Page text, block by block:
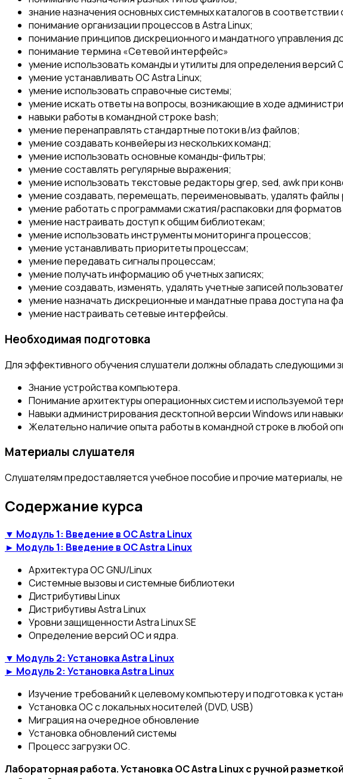
знание назначения основных системных каталогов в соответствии
понимание организации процессов в Astra Linux;
понимание принципов дискреционного и мандатного управления
понимание термина «Сетевой интерфейс»
умение использовать команды и утилиты для определения версий
умение устанавливать ОС Astra Linux;
умение использовать справочные системы;
умение искать ответы на вопросы, возникающие в ходе
навыки работы в командной строке bash;
умение перенаправлять стандартные потоки в/из файлов;
умение создавать конвейеры из нескольких команд;
умение использовать основные команды-фильтры;
умение составлять регулярные выражения;
умение использовать текстовые редакторы grep, sed, awk при
умение создавать, перемещать, переименовывать, удалять файлы
умение работать с программами сжатия/распаковки для форматов
умение настраивать доступ к общим библиотекам;
умение использовать инструменты мониторинга процессов;
умение устанавливать приоритеты процессам;
умение передавать сигналы процессам;
умение получать информацию об учетных записях;
умение создавать, изменять, удалять учетные записей
умение назначать дискреционные и мандатные права доступа на
умение настраивать сетевые интерфейсы.
Необходимая подготовка
Для эффективного обучения слушатели должны обладать следующими
Знание устройства компьютера.
Понимание архитектуры операционных систем и используемой
Навыки администрирования десктопной версии Windows или
Желательно наличие опыта работы в командной строке в любой
Материалы слушателя
Слушателям предоставляется учебное пособие и прочие материалы,
Содержание курса
▼ Модуль 1: Введение в ОС Astra Linux
► Модуль 1: Введение в ОС Astra Linux
Архитектура ОС GNU/Linux
Системные вызовы и системные библиотеки
Дистрибутивы Linux
Дистрибутивы Astra Linux
Уровни защищенности Astra Linux SE
Определение версий ОС и ядра.
▼ Модуль 2: Установка Astra Linux
► Модуль 2: Установка Astra Linux
Изучение требований к целевому компьютеру и подготовка к
Установка ОС с локальных носителей (DVD, USB)
Миграция на очередное обновление
Установка обновлений системы
Процесс загрузки ОС.
Лабораторная работа. Установка ОС Astra Linux с ручной